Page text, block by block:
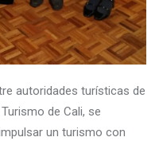
autoridades turísticas de
de Cali, se
un turismo con